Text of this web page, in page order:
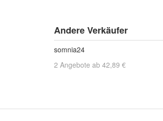
Andere Verkäufer
somnia24
2 Angebote ab 42,89 €